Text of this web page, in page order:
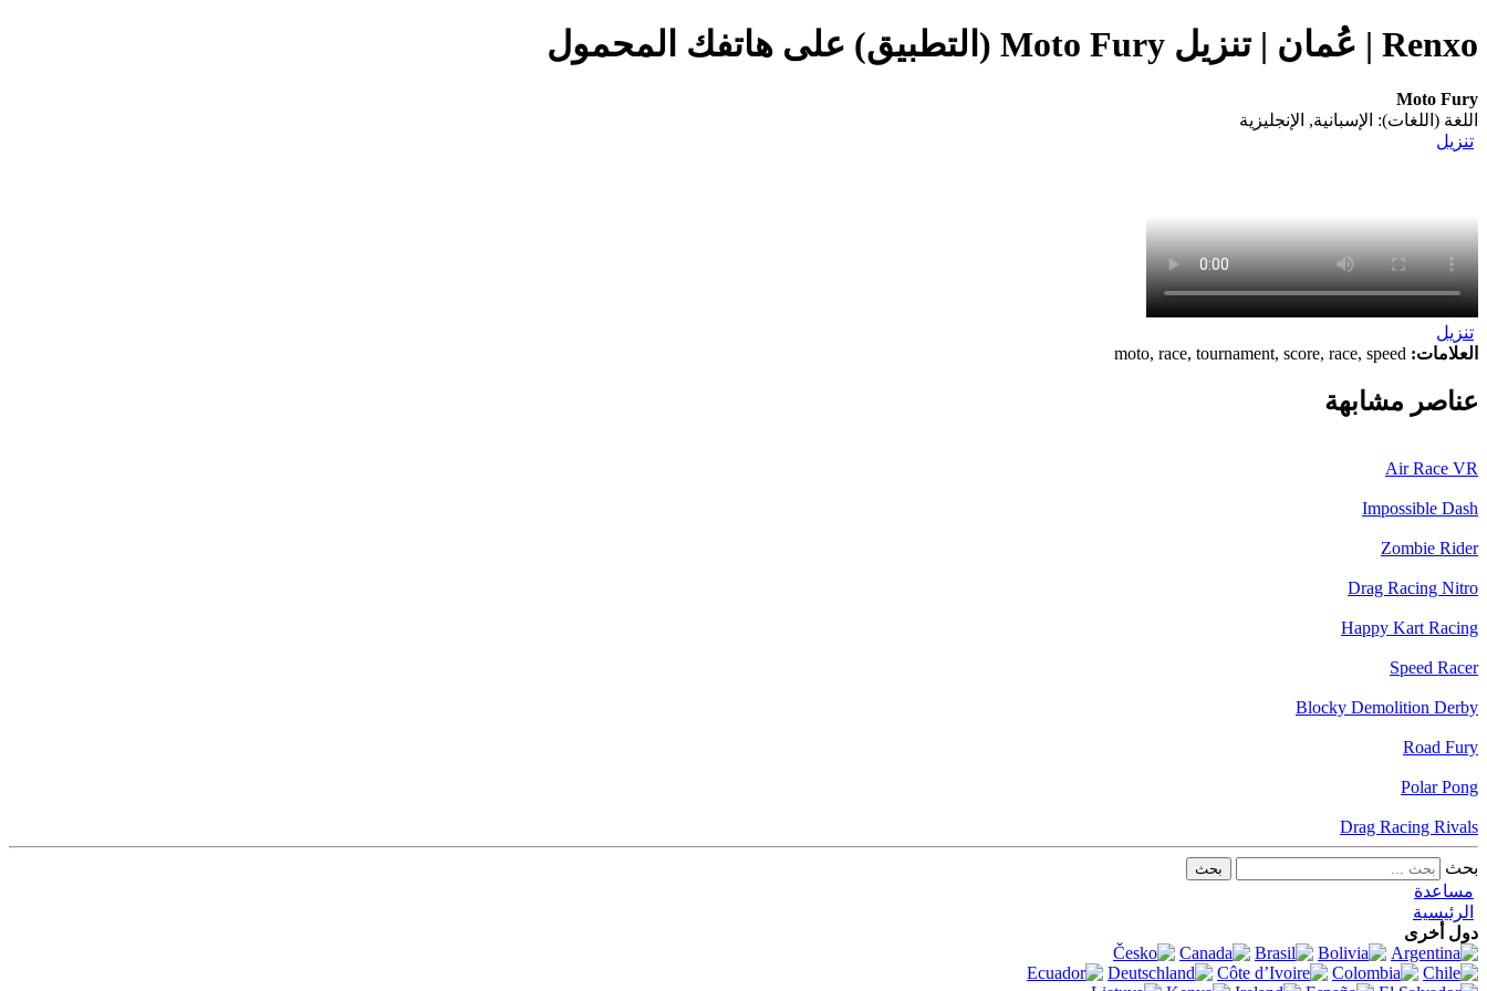
Renxo | عُمان | تنزيل Moto Fury (التطبيق) على هاتفك المحمول
Moto Fury
اللغة (اللغات): الإسبانية, الإنجليزية
تنزيل
تنزيل
العلامات:
عناصر مشابهة
Air Race VR
Impossible Dash
Zombie Rider
Drag Racing Nitro
Happy Kart Racing
Speed Racer
Blocky Demolition Derby
Road Fury
Polar Pong
Drag Racing Rivals
بحث
مساعدة
الرئيسية
دول أخرى